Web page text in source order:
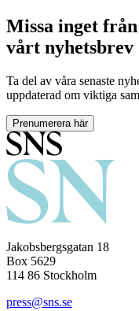
Missa inget
vårt nyhetsbrev
Ta del av våra senaste
uppdaterad om viktiga
Prenumerera här
Jakobsbergsgatan 18
Box 5629
114 86 Stockholm
press@sns.se